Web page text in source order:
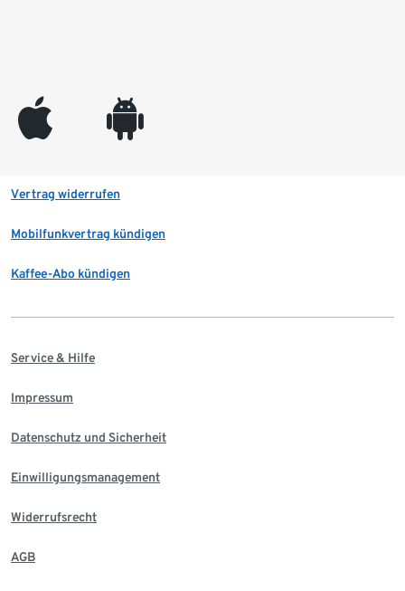
appleinc android
Vertrag widerrufen
Mobilfunkvertrag kündigen
Kaffee-Abo kündigen
Service & Hilfe
Impressum
Datenschutz und Sicherheit
Einwilligungsmanagement
Widerrufsrecht
AGB